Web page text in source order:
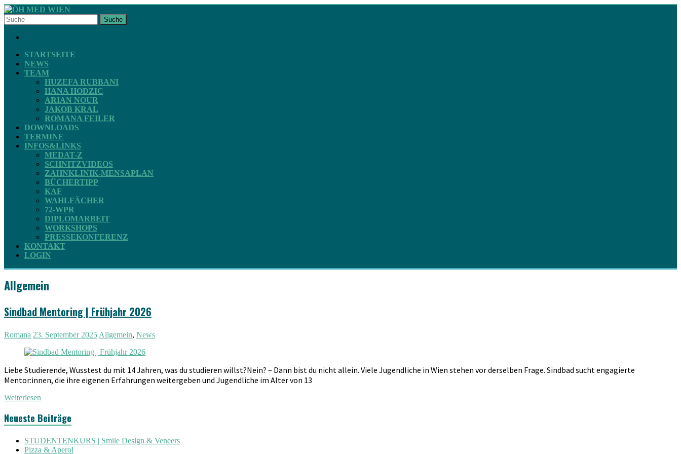
Skip
to
content
ÖH
MED
WIEN
ZAHNMEDIZIN
Suche
STARTSEITE
NEWS
TEAM
HUZEFA RUBBANI
HANA HODZIC
ARIAN NOUR
JAKOB KRAL
ROMANA FEILER
DOWNLOADS
TERMINE
INFOS&LINKS
MEDAT-Z
SCHNITZVIDEOS
ZAHNKLINIK-MENSAPLAN
BÜCHERTIPP
KAF
WAHLFÄCHER
72-WPR
DIPLOMARBEIT
WORKSHOPS
PRESSEKONFERENZ
KONTAKT
LOGIN
Allgemein
Sindbad Mentoring | Frühjahr 2026
Romana 23. September 2025 Allgemein, News
Liebe Studierende, Wusstest du mit 14 Jahren, was du studieren willst?Nein? – Dann bist du nicht allein. Viele Jugendliche in Wien stehen vor derselben Frage. Sindbad sucht engagierte
Mentor:innen, die ihre eigenen Erfahrungen weitergeben und Jugendliche im Alter von 13
Weiterlesen
Neueste Beiträge
STUDENTENKURS | Smile Design & Veneers
Pizza & Aperol